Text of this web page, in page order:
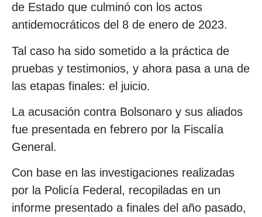
de Estado que culminó con los actos
antidemocráticos del 8 de enero de 2023.
Tal caso ha sido sometido a la práctica de
pruebas y testimonios, y ahora pasa a una de
las etapas finales: el juicio.
La acusación contra Bolsonaro y sus aliados
fue presentada en febrero por la Fiscalía
General.
Con base en las investigaciones realizadas
por la Policía Federal, recopiladas en un
informe presentado a finales del año pasado,